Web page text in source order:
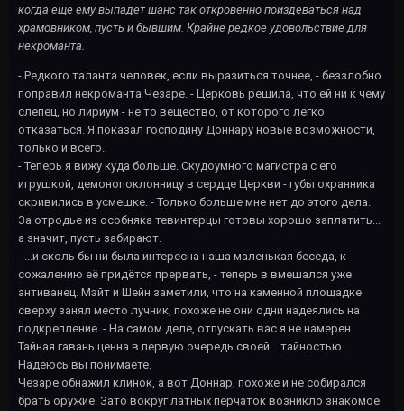
когда еще ему выпадет шанс так откровенно поиздеваться над
храмовником, пусть и бывшим. Крайне редкое удовольствие для
некроманта.
- Редкого таланта человек, если выразиться точнее, - беззлобно
поправил некроманта Чезаре. - Церковь решила, что ей ни к чему
слепец, но лириум - не то вещество, от которого легко
отказаться. Я показал господину Доннару новые возможности,
только и всего.
- Теперь я вижу куда больше. Скудоумного магистра с его
игрушкой, демонопоклонницу в сердце Церкви - губы охранника
скривились в усмешке. - Только больше мне нет до этого дела.
За отродье из особняка тевинтерцы готовы хорошо заплатить...
а значит, пусть забирают.
- ...и сколь бы ни была интересна наша маленькая беседа, к
сожалению её придётся прервать, - теперь в вмешался уже
антиванец. Мэйт и Шейн заметили, что на каменной площадке
сверху занял место лучник, похоже не они одни надеялись на
подкрепление. - На самом деле, отпускать вас я не намерен.
Тайная гавань ценна в первую очередь своей... тайностью.
Надеюсь вы понимаете.
Чезаре обнажил клинок, а вот Доннар, похоже и не собирался
брать оружие. Зато вокруг латных перчаток возникло знакомое